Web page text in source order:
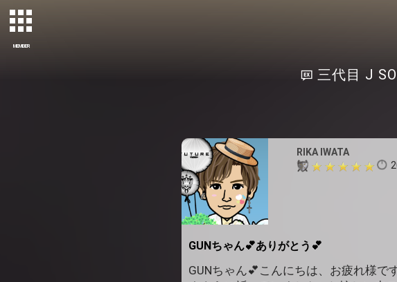
MEMBER
三代目 J
RIKA IWATA
GUNちゃん💕ありがとう💕
GUNちゃん💕こんにちは、お疲れ様で